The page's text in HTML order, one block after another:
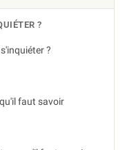
?
?
faut savoir